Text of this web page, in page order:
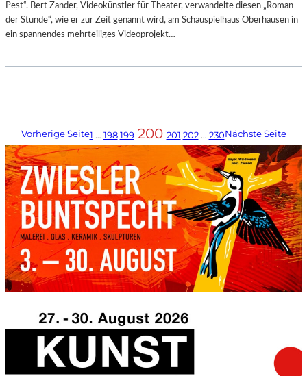
Pest“. Bert Zander, Videokünstler für Theater, verwandelte diesen „Roman
der Stunde“, wie er zur Zeit genannt wird, am Schauspielhaus Oberhausen in
ein spannendes mehrteiliges Videoprojekt…
Vorherige Seite1 … 198 199 200 201 202 … 230Nächste Seite